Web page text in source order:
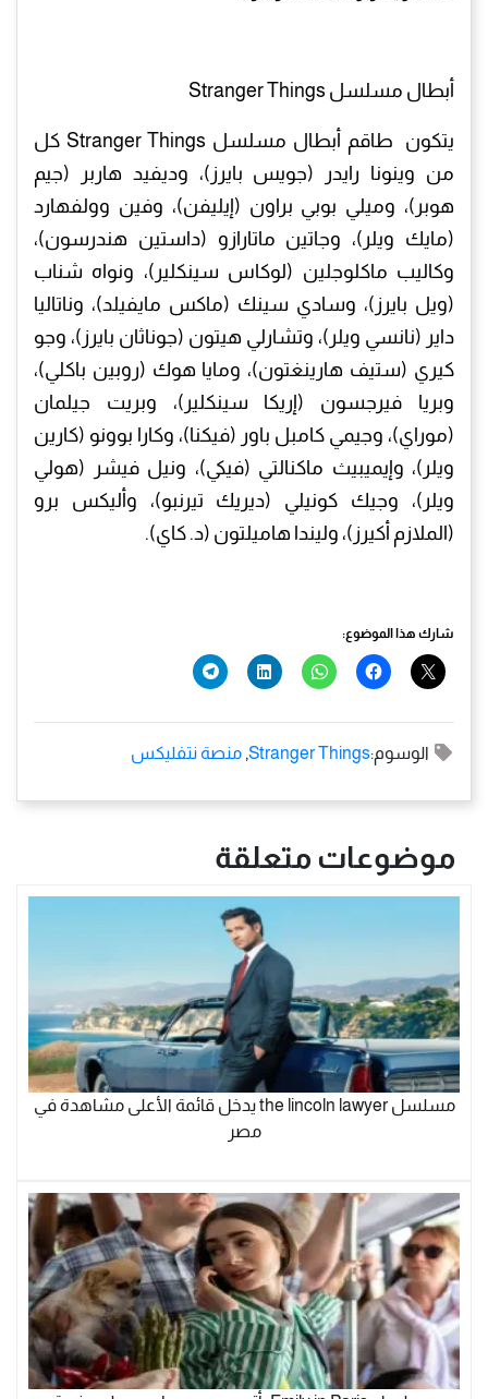
أبطال مسلسل Stranger Things
يتكون طاقم أبطال مسلسل Stranger Things كل
من وينونا رايدر (جويس بايرز)، وديفيد هاربر (جيم
هوبر)، وميلي بوبي براون (إيليفن)، وفين وولفهارد
(مايك ويلر)، وجاتين ماتارازو (داستين هندرسون)،
وكاليب ماكلوجلين (لوكاس سينكلير)، ونواه شناب
(ويل بايرز)، وسادي سينك (ماكس مايفيلد)، وناتاليا
داير (نانسي ويلر)، وتشارلي هيتون (جوناثان بايرز)، وجو
كيري (ستيف هارينغتون)، ومايا هوك (روبين باكلي)،
وبريا فيرجسون (إريكا سينكلير)، وبريت جيلمان
(موراي)، وجيمي كامبل باور (فيكنا)، وكارا بوونو (كارين
ويلر)، وإيميبيث ماكنالتي (فيكي)، ونيل فيشر (هولي
ويلر)، وجيك كونيلي (ديريك تيرنبو)، وأليكس برو
(الملازم أكيرز)، وليندا هاميلتون (د. كاي).
شارك هذا الموضوع:
الوسوم:Stranger Things
, منصة نتفليكس
موضوعات متعلقة
مسلسل the lincoln lawyer يدخل قائمة الأعلى مشاهدة في
مصر